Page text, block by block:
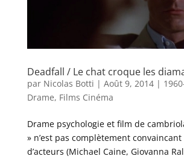
Deadfall / Le chat croque les
par Nicolas Botti | Août 9, 2014|
Drame, Films Cinéma
Drame psychologie et film de
» n’est pas complètement
d’acteurs (Michael Caine, Giovanna